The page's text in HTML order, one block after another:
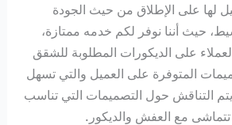
لها على الإطلاق من حيث الجودة
حيث أننا نوفر لكم خدمه ممتازة،
على الديكورات المطلوبة للشقق
المتوفرة على العميل والتي تسهل
يتم التناقش حول التصميمات التي تناسب
تتماشى مع العفش والديكور.